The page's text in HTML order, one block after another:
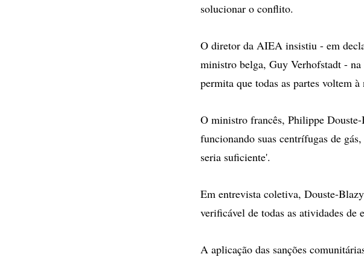
solucionar o conflito.
O diretor da AIEA insistiu - em
ministro belga, Guy Verhofstadt -
permita que todas as partes voltem à
O ministro francês, Philippe
funcionando suas centrífugas de
seria suficiente'.
Em entrevista coletiva, Douste-
verificável de todas as atividades de
A aplicação das sanções